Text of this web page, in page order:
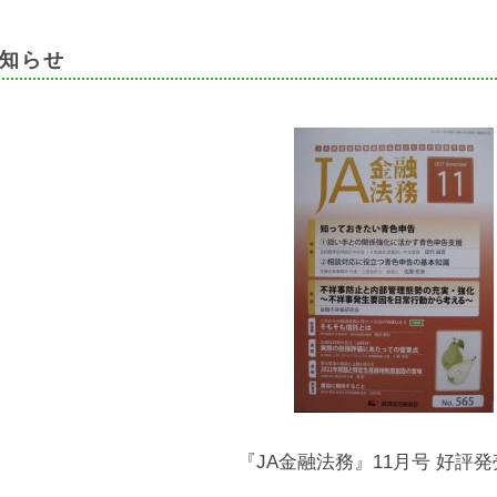
らせ
『JA金融法務』11月号 好評